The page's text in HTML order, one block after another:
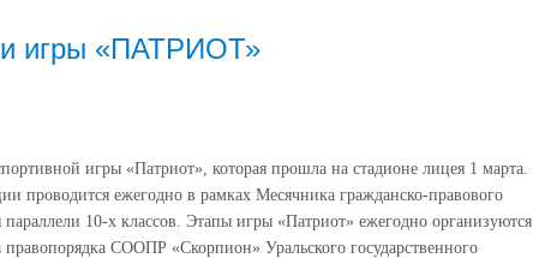
игры «ПАТРИОТ»
игры «Патриот», которая прошла на стадионе лицея 1 марта.
проводится ежегодно в рамках Месячника гражданско-правового
10-х классов. Этапы игры «Патриот» ежегодно организуются
правопорядка СООПР «Скорпион» Уральского государственного